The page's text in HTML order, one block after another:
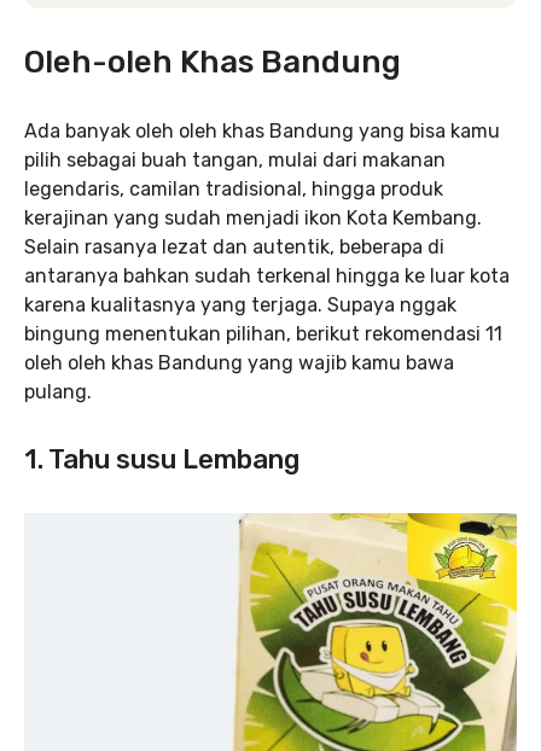
Oleh-oleh Khas Bandung
Ada banyak oleh oleh khas Bandung yang bisa kamu
pilih sebagai buah tangan, mulai dari makanan
legendaris, camilan tradisional, hingga produk
kerajinan yang sudah menjadi ikon Kota Kembang.
Selain rasanya lezat dan autentik, beberapa di
antaranya bahkan sudah terkenal hingga ke luar kota
karena kualitasnya yang terjaga. Supaya nggak
bingung menentukan pilihan, berikut rekomendasi 11
oleh oleh khas Bandung yang wajib kamu bawa
pulang.
1. Tahu susu Lembang